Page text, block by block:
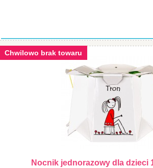
Chwilowo brak towaru
Nocnik jednorazowy dla dzieci